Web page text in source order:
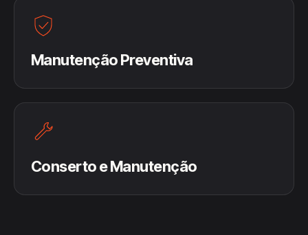
Manutenção Preventiva
Conserto e Manutenção